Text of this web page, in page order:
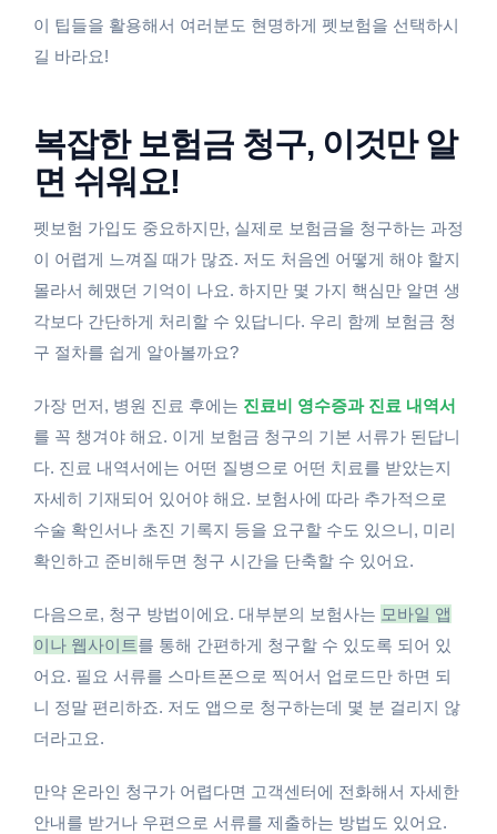
이 팁들을 활용해서 여러분도 현명하게 펫보험을 선택하시
길 바라요!
복잡한 보험금 청구, 이것만 알
면 쉬워요!
펫보험 가입도 중요하지만, 실제로 보험금을 청구하는 과정
이 어렵게 느껴질 때가 많죠. 저도 처음엔 어떻게 해야 할지
몰라서 헤맸던 기억이 나요. 하지만 몇 가지 핵심만 알면 생
각보다 간단하게 처리할 수 있답니다. 우리 함께 보험금 청
구 절차를 쉽게 알아볼까요?
가장 먼저, 병원 진료 후에는 진료비 영수증과 진료 내역서
를 꼭 챙겨야 해요. 이게 보험금 청구의 기본 서류가 된답니
다. 진료 내역서에는 어떤 질병으로 어떤 치료를 받았는지
자세히 기재되어 있어야 해요. 보험사에 따라 추가적으로
수술 확인서나 초진 기록지 등을 요구할 수도 있으니, 미리
확인하고 준비해두면 청구 시간을 단축할 수 있어요.
다음으로, 청구 방법이에요. 대부분의 보험사는 모바일 앱
이나 웹사이트를 통해 간편하게 청구할 수 있도록 되어 있
어요. 필요 서류를 스마트폰으로 찍어서 업로드만 하면 되
니 정말 편리하죠. 저도 앱으로 청구하는데 몇 분 걸리지 않
더라고요.
만약 온라인 청구가 어렵다면 고객센터에 전화해서 자세한
안내를 받거나 우편으로 서류를 제출하는 방법도 있어요.